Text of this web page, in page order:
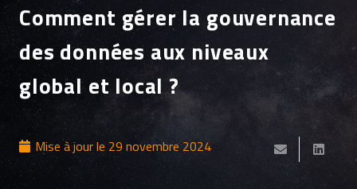
Comment gérer la gouvernance
des données aux niveaux
global et local ?
Mise à jour le 29 novembre 2024